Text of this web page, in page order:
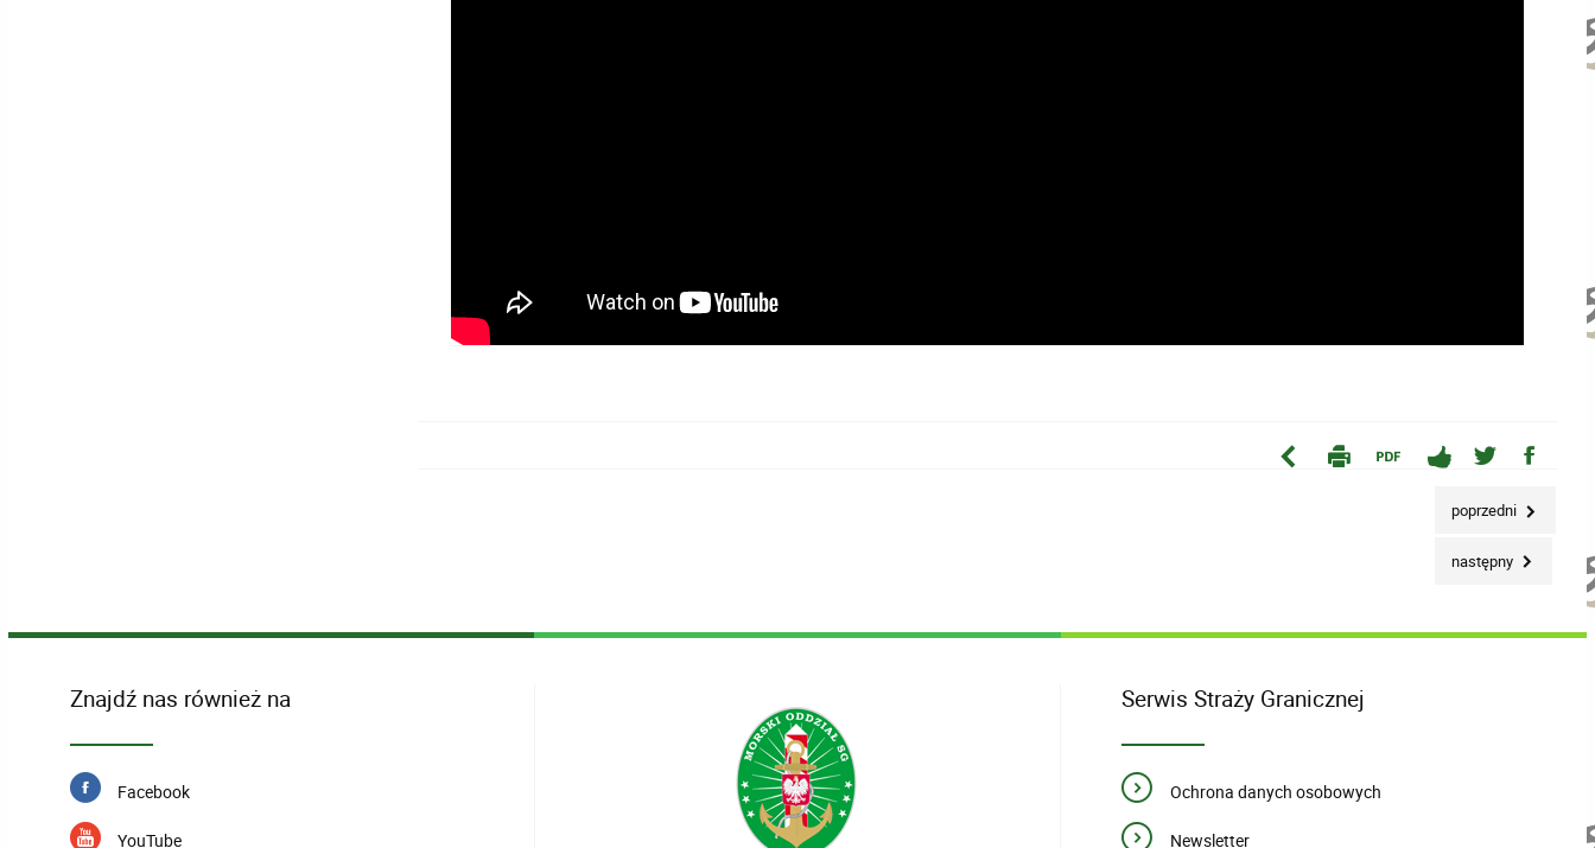
poprzedni
następny
Znajdź nas również na
Facebook
YouTube
Serwis Straży Granicznej
Ochrona danych osobowych
Newsletter